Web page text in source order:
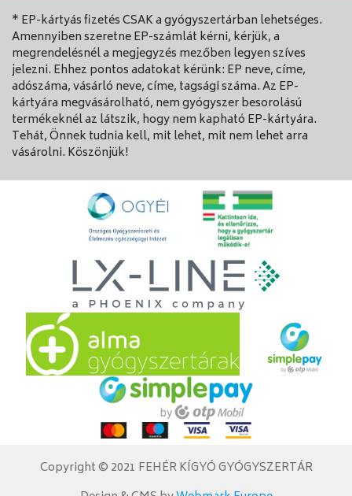
* EP-kártyás fizetés CSAK a gyógyszertárban lehetséges.
Amennyiben szeretne EP-számlát kérni, kérjük, a
megrendelésnél a megjegyzés mezőben legyen szíves
jelezni. Ehhez pontos adatokat kérünk: EP neve, címe,
adószáma, vásárló neve, címe, tagsági száma. Az EP-
kártyára megvásárolható, nem gyógyszer besorolású
termékeknél az látszik, hogy nem kapható EP-kártyára.
Tehát, Önnek tudnia kell, mit lehet, mit nem lehet arra
vásárolni. Köszönjük!
Copyright © 2021 FEHÉR KÍGYÓ GYÓGYSZERTÁR